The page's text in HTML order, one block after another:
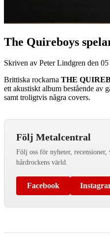
The Quireboys
Skriven av Peter Lindgren den
Brittiska rockarna THE
ett akustiskt album bestående av
samt troligtvis några covers.
Följ Metalcentral
Följ oss för nyheter,
hårdrockens värld.
Facebook